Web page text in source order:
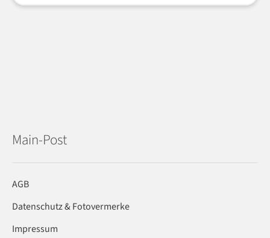
Main-Post
AGB
Datenschutz & Fotovermerke
Impressum